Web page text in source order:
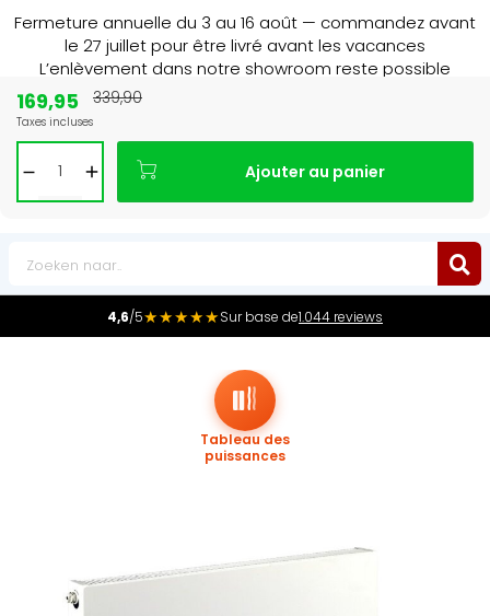
Fermeture annuelle du 3 au 16 août — commandez avant
le 27 juillet pour être livré avant les vacances
L’enlèvement dans notre showroom reste possible
jusqu’au 1er août à 16 h 30.
4,6/5★★★★★Sur base de1.044 reviews
Tableau des
puissances
169,95
Taxes incluses
339,90
Ajouter au panier